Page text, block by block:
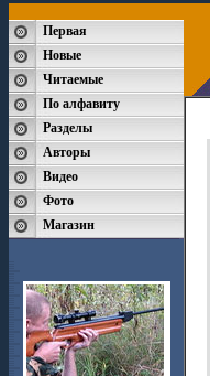
Первая
Новые
Читаемые
По алфавиту
Разделы
Авторы
Видео
Фото
Магазин